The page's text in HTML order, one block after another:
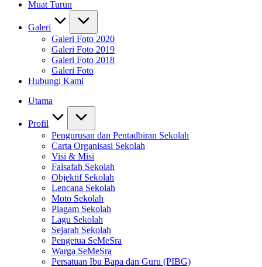
Muat Turun
Galeri
Galeri Foto 2020
Galeri Foto 2019
Galeri Foto 2018
Galeri Foto
Hubungi Kami
Utama
Profil
Pengurusan dan Pentadbiran Sekolah
Carta Organisasi Sekolah
Visi & Misi
Falsafah Sekolah
Objektif Sekolah
Lencana Sekolah
Moto Sekolah
Piagam Sekolah
Lagu Sekolah
Sejarah Sekolah
Pengetua SeMeSra
Warga SeMeSra
Persatuan Ibu Bapa dan Guru (PIBG)